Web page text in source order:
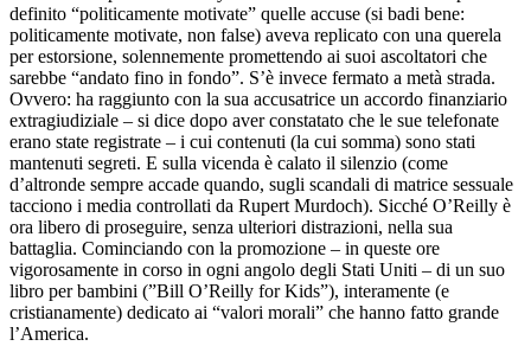
definito “politicamente motivate” quelle accuse (si badi bene:
politicamente motivate, non false) aveva replicato con una querela
per estorsione, solennemente promettendo ai suoi ascoltatori che
sarebbe “andato fino in fondo”. S’è invece fermato a metà strada.
Ovvero: ha raggiunto con la sua accusatrice un accordo finanziario
extragiudiziale – si dice dopo aver constatato che le sue telefonate
erano state registrate – i cui contenuti (la cui somma) sono stati
mantenuti segreti. E sulla vicenda è calato il silenzio (come
d’altronde sempre accade quando, sugli scandali di matrice sessuale
tacciono i media controllati da Rupert Murdoch). Sicché O’Reilly è
ora libero di proseguire, senza ulteriori distrazioni, nella sua
battaglia. Cominciando con la promozione – in queste ore
vigorosamente in corso in ogni angolo degli Stati Uniti – di un suo
libro per bambini (”Bill O’Reilly for Kids”), interamente (e
cristianamente) dedicato ai “valori morali” che hanno fatto grande
l’America.